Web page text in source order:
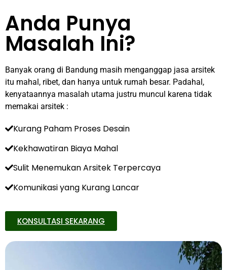
Anda Punya
Masalah Ini?
Banyak orang di Bandung masih menganggap jasa arsitek
itu mahal, ribet, dan hanya untuk rumah besar. Padahal,
kenyataannya masalah utama justru muncul karena tidak
memakai arsitek :
Kurang Paham Proses Desain
Kekhawatiran Biaya Mahal
Sulit Menemukan Arsitek Terpercaya
Komunikasi yang Kurang Lancar
KONSULTASI SEKARANG